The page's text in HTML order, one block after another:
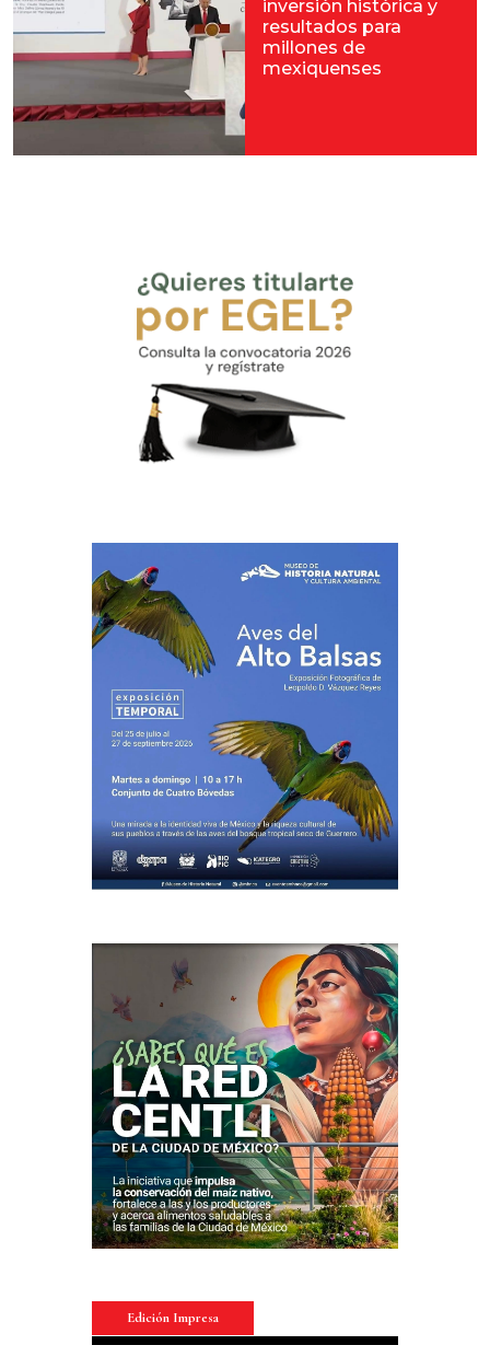
inversión histórica y
resultados para
millones de
mexiquenses
Edición Impresa